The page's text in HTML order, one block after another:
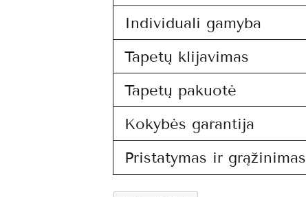
Individuali gamyba
Tapetų klijavimas
Tapetų pakuotė
Kokybės garantija
Pristatymas ir grąžinimas